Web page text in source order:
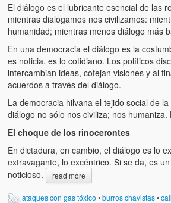
Victimas del 11 de abril de 2002
Víctimas del régimen dictatorial de
poder hasta el 31 de diciembre de 2009
Víctimas inocentes de la violencia
1992
¡¡¡Miserable traidor, mira a tu
your country!!!)
Versos
El diálogo es el lubricante esencial de las
mientras dialogamos nos civilizamos:
humanidad; mientras menos diálogo más
En una democracia el diálogo es la
es noticia, es lo cotidiano. Los políticos
intercambian ideas, cotejan visiones y al
acuerdos a través del diálogo.
La democracia hilvana el tejido social de
diálogo no sólo nos civiliza; nos humaniza.
El choque de los rinocerontes
En dictadura, en cambio, el diálogo es lo
extravagante, lo excéntrico. Si se da, es
noticioso.
read more
ataques con gas tóxico •burros chavistas•